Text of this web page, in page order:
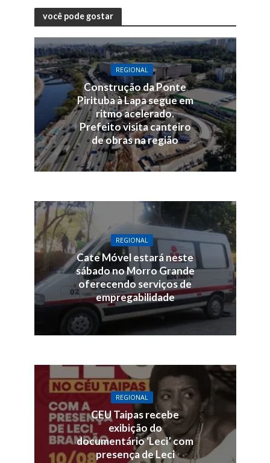
você pode gostar
REGIONAL
Construção da Ponte
Pirituba à Lapa segue em
ritmo acelerado.
Prefeito visita canteiro
de obras na região
REGIONAL
Cate Móvel estará neste
sábado no Morro Grande
oferecendo serviços de
empregabilidade
REGIONAL
CEU Taipas recebe
exibição do
documentário ‘Leci’ com
presença de Leci